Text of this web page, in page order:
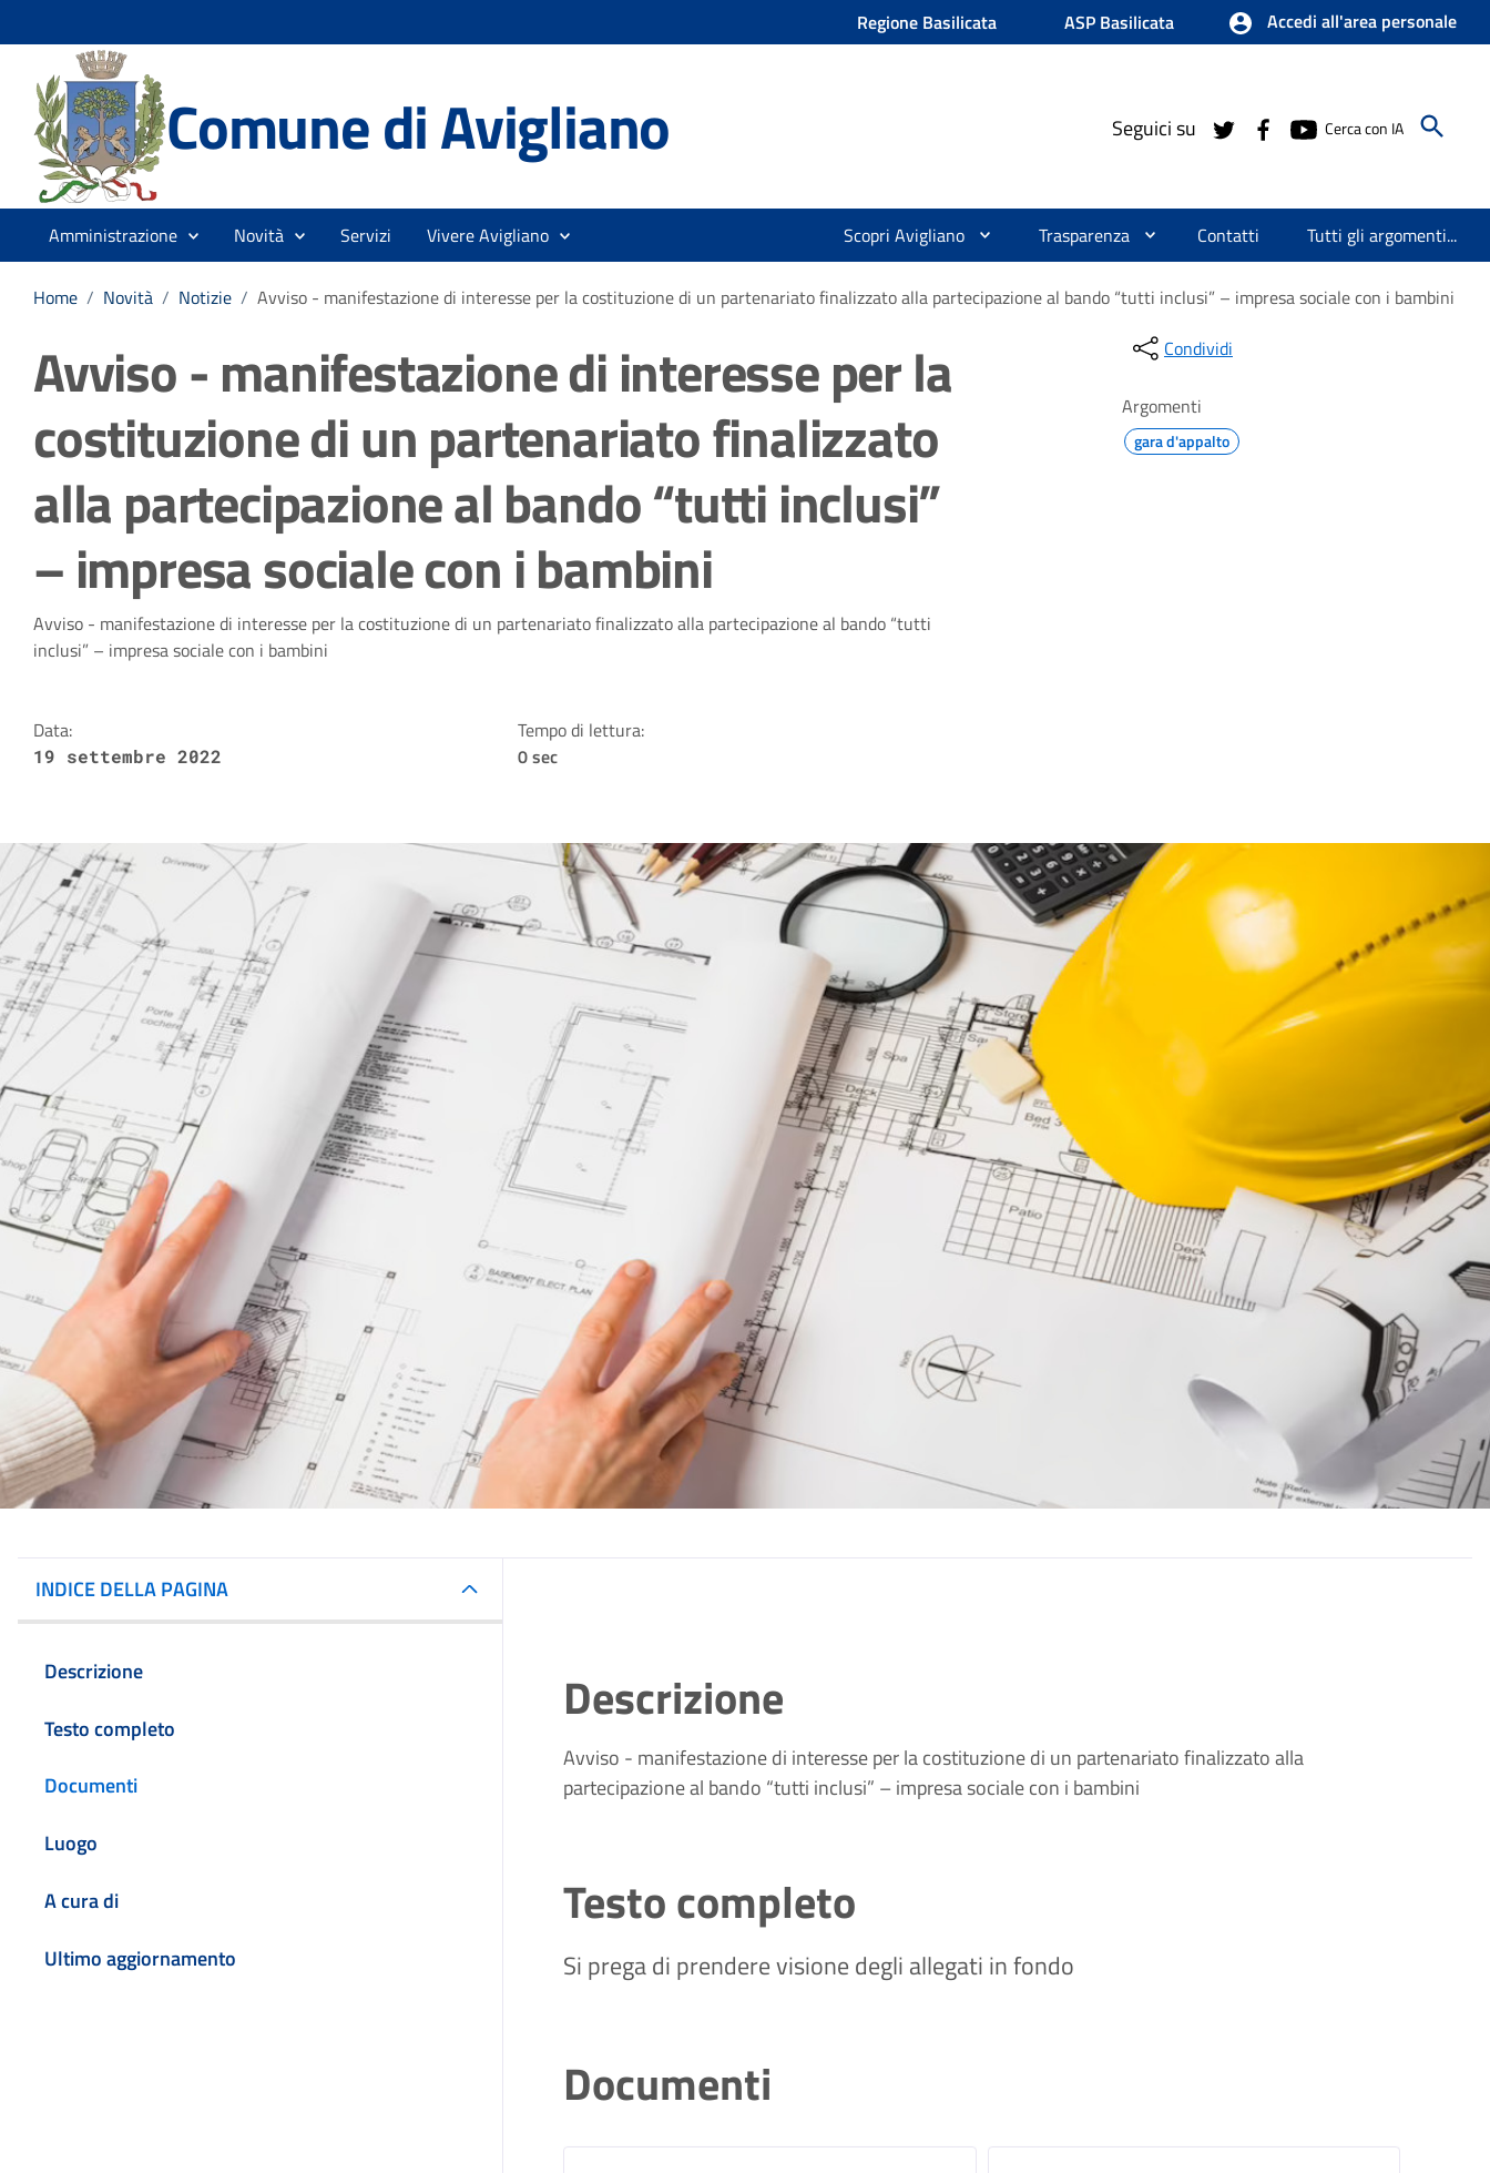
Regione Basilicata ASP Basilicata Accedi all'area personale
Comune di Avigliano Seguici su Cerca con IA
Amministrazione Novità Servizi Vivere Avigliano Scopri Avigliano Trasparenza Contatti Tutti gli argomenti...
Home / Novità / Notizie / Avviso - manifestazione di interesse per la costituzione di un partenariato finalizzato alla partecipazione al bando “tutti inclusi” – impresa sociale con i bambini
Avviso - manifestazione di interesse per la
costituzione di un partenariato finalizzato
alla partecipazione al bando “tutti inclusi”
– impresa sociale con i bambini
Dettagli della notizia
Avviso - manifestazione di interesse per la costituzione di un partenariato finalizzato alla partecipazione al bando “tutti
inclusi” – impresa sociale con i bambini
Data:
19 settembre 2022
Tempo di lettura:
0 sec
Condividi
Argomenti
gara d'appalto
INDICE DELLA PAGINA
Descrizione
Testo completo
Documenti
Luogo
A cura di
Ultimo aggiornamento
Descrizione
Avviso - manifestazione di interesse per la costituzione di un partenariato finalizzato alla
partecipazione al bando “tutti inclusi” – impresa sociale con i bambini
Testo completo
Si prega di prendere visione degli allegati in fondo
Documenti